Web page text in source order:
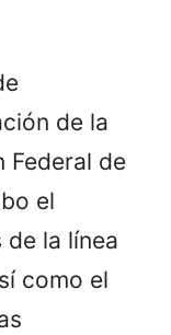
de la
Federal de
el
la línea
como el